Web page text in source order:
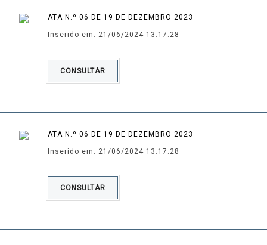
ATA N.º 06 DE 19 DE DEZEMBRO 2023
Inserido em: 21/06/2024 13:17:28
CONSULTAR
ATA N.º 06 DE 19 DE DEZEMBRO 2023
Inserido em: 21/06/2024 13:17:28
CONSULTAR